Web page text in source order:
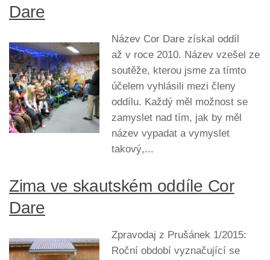
Dare
Název Cor Dare získal oddíl
až v roce 2010. Název vzešel ze
soutěže, kterou jsme za tímto
účelem vyhlásili mezi členy
oddílu. Každý měl možnost se
zamyslet nad tím, jak by měl
název vypadat a vymyslet
takový,...
Zima ve skautském oddíle Cor
Dare
Zpravodaj z Prušánek 1/2015:
Roční období vyznačující se